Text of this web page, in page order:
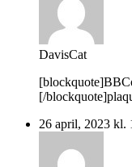
DavisCat
[/
26 april, 2023 kl.